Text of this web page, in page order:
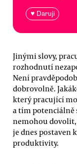
♥ Daruji
Jinými slovy,
rozhodnutí
Není
dobrovolně.
který pracující
a tím
nemohou dovolit,
je dnes postaven
produktivity.